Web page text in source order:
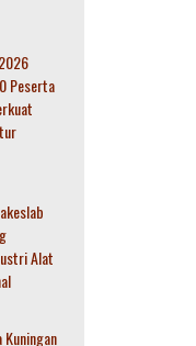
Peserta
Alat
Kuningan